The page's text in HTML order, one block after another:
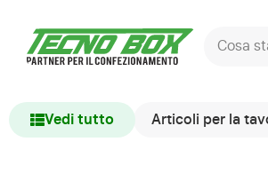
Vedi tutto Articoli per la